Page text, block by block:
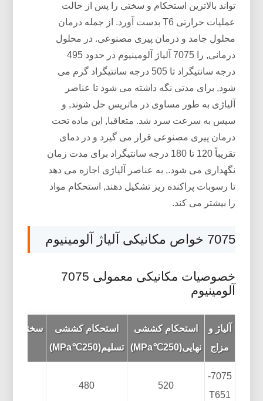
تواند بالاترین استحکام و سختی را پس از حالت
عملیات حرارتی T6 بدست آورد. از جمله درمان
محلول جامد و درمان پیری مصنوعی. در محلول
درمانی, را 7075 آلیاژ آلومینیوم در حدود 495
درجه سانتیگراد تا 505 درجه سانتیگراد گرم می
شود, برای مدتی نگه داشته می شود تا عناصر
آلیاژی به طور مساوی در ماتریس حل شوند, و
سپس به سرعت سرد شد. متعاقبا, این ماده تحت
درمان پیری مصنوعی قرار می گیرد و در دمای
تقریباً 120 تا 180 درجه سانتیگراد برای مدت زمان
نگهداری می شود., به عناصر آلیاژی اجازه می دهد
تا رسوبات پراکنده ریز تشکیل دهند, استحکام مواد
را بیشتر می کند.
7075 خواص مکانیکی آلیاژ آلومینیوم
خصوصیات مکانیکی معمولی 7075
آلومینیوم
آلیاژ و
مزاج
استحکام کششی
نهایی(250℃MPa)
استحکام کششی
تسلیم(250℃MPa)
7075-
T651
520
480